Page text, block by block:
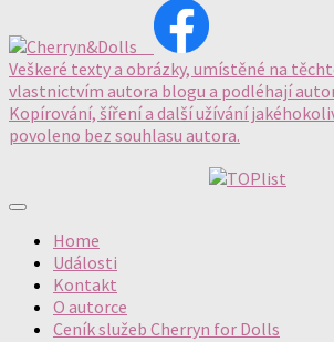
Veškeré texty a obrázky, umístěné na
vlastnictvím autora blogu a podléhají
Kopírování, šíření a další užívání
povoleno bez souhlasu autora.
Home
Události
Kontakt
O autorce
Ceník služeb Cherryn for Dolls